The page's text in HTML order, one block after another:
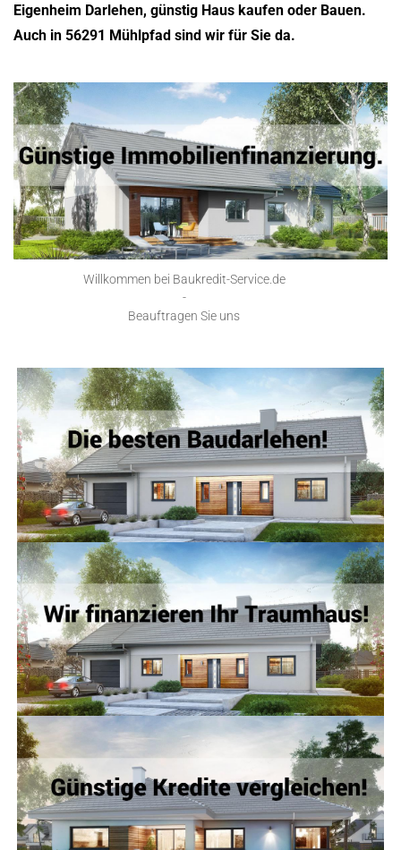
Eigenheim Darlehen, günstig Haus kaufen oder Bauen.
Auch in 56291 Mühlpfad sind wir für Sie da.
Willkommen bei Baukredit-Service.de
-
Beauftragen Sie uns